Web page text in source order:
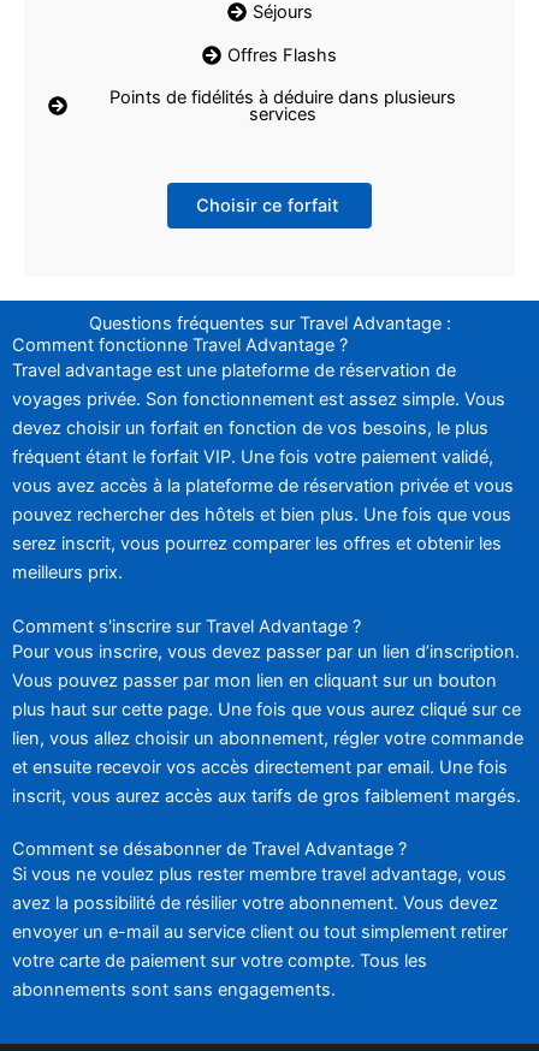
Séjours
Offres Flashs
Points de fidélités à déduire dans plusieurs
services
Choisir ce forfait
Questions fréquentes sur Travel Advantage :
Comment fonctionne Travel Advantage ?
Travel advantage est une plateforme de réservation de
voyages privée. Son fonctionnement est assez simple. Vous
devez choisir un forfait en fonction de vos besoins, le plus
fréquent étant le forfait VIP. Une fois votre paiement validé,
vous avez accès à la plateforme de réservation privée et vous
pouvez rechercher des hôtels et bien plus. Une fois que vous
serez inscrit, vous pourrez comparer les offres et obtenir les
meilleurs prix.
Comment s'inscrire sur Travel Advantage ?
Pour vous inscrire, vous devez passer par un lien d’inscription.
Vous pouvez passer par mon lien en cliquant sur un bouton
plus haut sur cette page. Une fois que vous aurez cliqué sur ce
lien, vous allez choisir un abonnement, régler votre commande
et ensuite recevoir vos accès directement par email. Une fois
inscrit, vous aurez accès aux tarifs de gros faiblement margés.
Comment se désabonner de Travel Advantage ?
Si vous ne voulez plus rester membre travel advantage, vous
avez la possibilité de résilier votre abonnement. Vous devez
envoyer un e-mail au service client ou tout simplement retirer
votre carte de paiement sur votre compte. Tous les
abonnements sont sans engagements.